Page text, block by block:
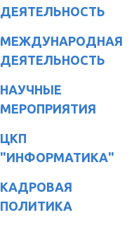
ДЕЯТЕЛЬНОСТЬ
МЕЖДУНАРОДНАЯ
ДЕЯТЕЛЬНОСТЬ
НАУЧНЫЕ
МЕРОПРИЯТИЯ
ЦКП
"ИНФОРМАТИКА"
КАДРОВАЯ
ПОЛИТИКА